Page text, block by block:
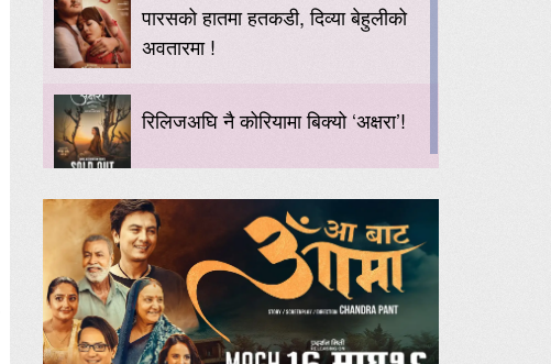
पारसको हातमा हतकडी, दिव्या बेहुलीको
अवतारमा !
रिलिजअघि नै कोरियामा बिक्यो ‘अक्षरा’!